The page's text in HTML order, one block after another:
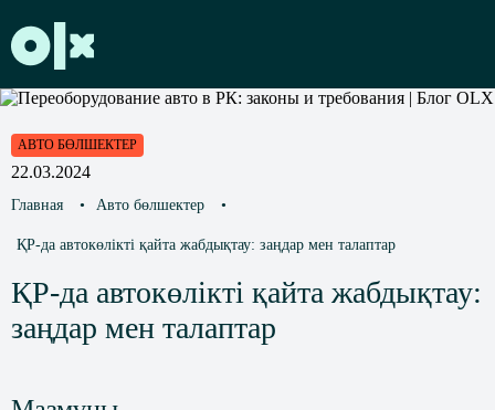
АВТО БӨЛШЕКТЕР
22.03.2024
Главная • Авто бөлшектер •
ҚР-да автокөлікті қайта жабдықтау: заңдар мен талаптар
ҚР-да автокөлікті қайта жабдықтау:
заңдар мен талаптар